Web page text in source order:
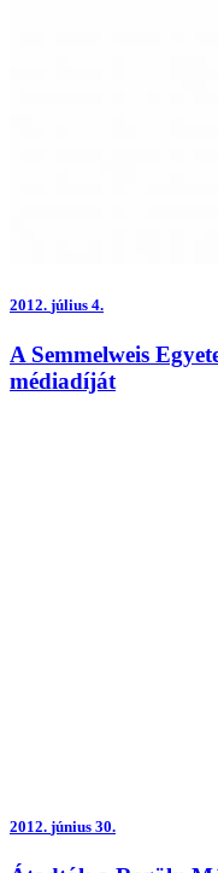
2012. július 4.
A Semmelweis
médiadíját
2012. június 30.